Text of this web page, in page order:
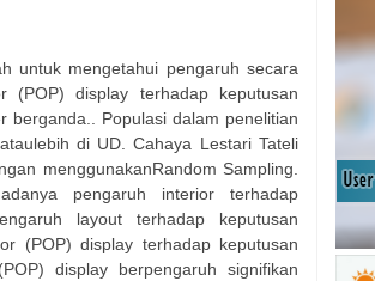
untuk mengetahui pengaruh secara
(POP) display terhadap keputusan
berganda.. Populasi dalam penelitian
di UD. Cahaya Lestari Tateli
menggunakanRandom Sampling.
pengaruh interior terhadap
layout terhadap keputusan
(POP) display terhadap keputusan
display berpengaruh signifikan